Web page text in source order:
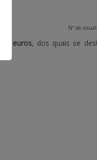
Nº de
euros, dos quais se